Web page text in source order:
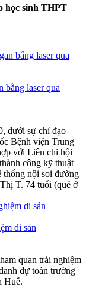
học sinh THPT
bằng laser qua
dưới sự chỉ đạo
Bệnh viện Trung
với Liên chi hội
công kỹ thuật
thống nội soi đường
T. 74 tuổi (quê ở
di sản
quan trải nghiệm
dự toàn trường
Huế.